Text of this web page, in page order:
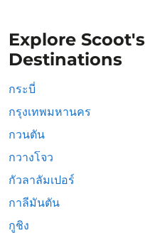
Explore
Destinations
กระบี่
กรุงเทพมหานคร
กวนตัน
กวางโจว
กัวลาลัมเปอร์
กาลีมันตัน
กูชิง